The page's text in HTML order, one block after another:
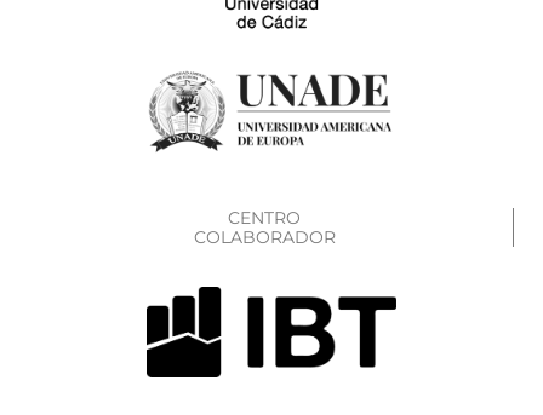
CENTRO
COLABORADOR